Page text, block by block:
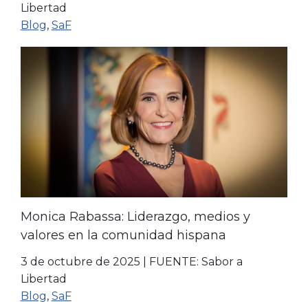
Libertad
Blog, SaF
Monica Rabassa: Liderazgo, medios y
valores en la comunidad hispana
3 de octubre de 2025
FUENTE: Sabor a
Libertad
Blog, SaF